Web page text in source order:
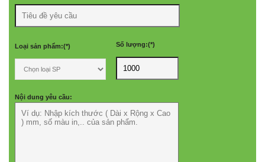
Loại sản phẩm:(*) Số lượng:(*)
Nội dung yêu cầu: